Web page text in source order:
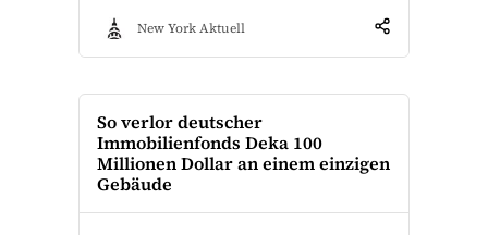
New York Aktuell
So verlor deutscher
Immobilienfonds Deka 100
Millionen Dollar an einem einzigen
Gebäude